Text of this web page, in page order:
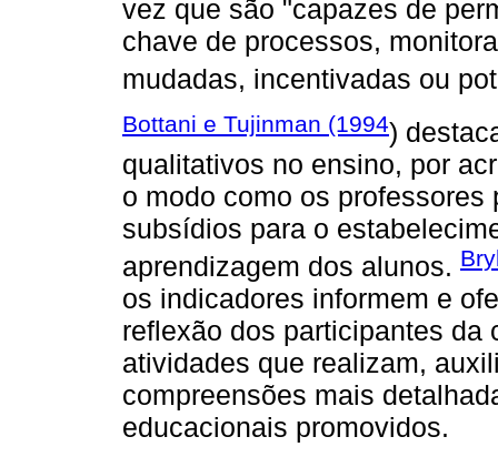
vez que são "capazes de
chave de processos,
mudadas, incentivadas ou
Bottani e Tujinman (1994)
qualitativos no ensino, por
o modo como os
subsídios para o
aprendizagem dos alunos.
os indicadores informem e
reflexão dos participantes da
atividades que realizam,
compreensões mais
educacionais promovidos.